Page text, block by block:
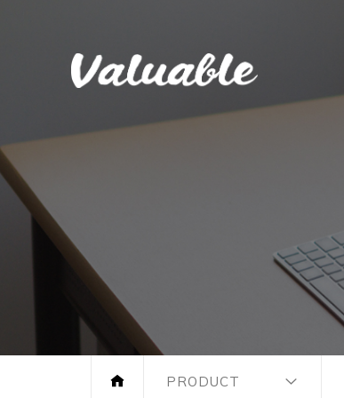
PRODUCT